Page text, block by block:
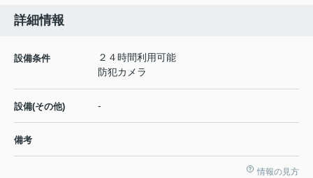
詳細情報
設備条件
２４時間利用可能
防犯カメラ
設備(その他) -
備考
情報の見方